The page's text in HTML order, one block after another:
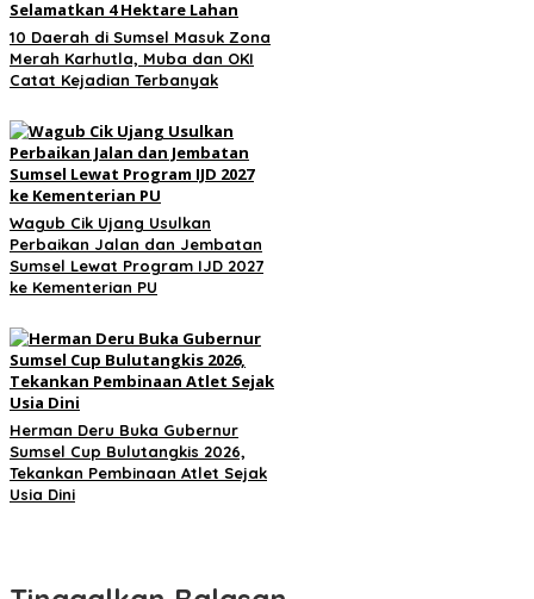
10 Daerah di Sumsel Masuk Zona
Merah Karhutla, Muba dan OKI
Catat Kejadian Terbanyak
Wagub Cik Ujang Usulkan
Perbaikan Jalan dan Jembatan
Sumsel Lewat Program IJD 2027
ke Kementerian PU
Herman Deru Buka Gubernur
Sumsel Cup Bulutangkis 2026,
Tekankan Pembinaan Atlet Sejak
Usia Dini